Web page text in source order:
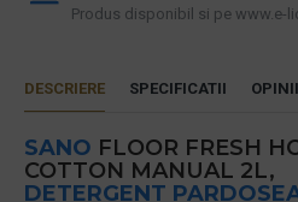
Produs disponibil si pe www.e-
DESCRIERE SPECIFICATII OPINII
SANO FLOOR FRESH
COTTON MANUAL 2L,
DETERGENT